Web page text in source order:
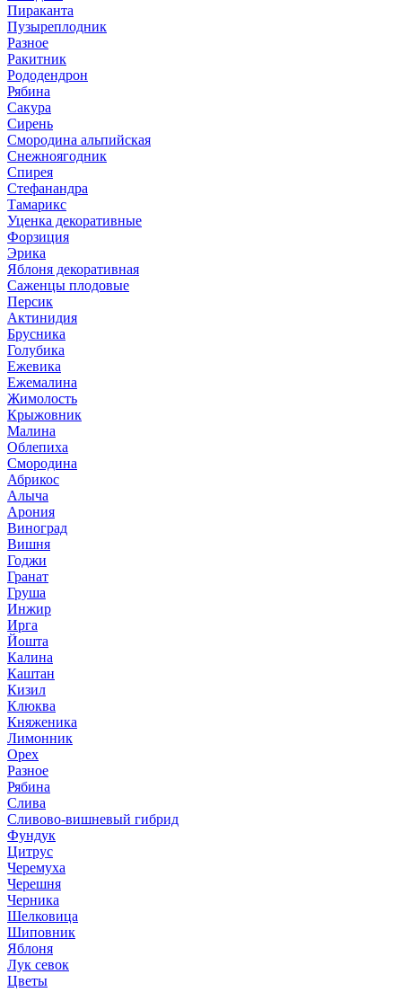
Пираканта
Пузыреплодник
Разное
Ракитник
Рододендрон
Рябина
Сакура
Сирень
Смородина альпийская
Снежноягодник
Спирея
Стефанандра
Тамарикс
Уценка декоративные
Форзиция
Эрика
Яблоня декоративная
Саженцы плодовые
Персик
Актинидия
Брусника
Голубика
Ежевика
Ежемалина
Жимолость
Крыжовник
Малина
Облепиха
Смородина
Абрикос
Алыча
Арония
Виноград
Вишня
Годжи
Гранат
Груша
Инжир
Ирга
Йошта
Калина
Каштан
Кизил
Клюква
Княженика
Лимонник
Орех
Разное
Рябина
Слива
Сливово-вишневый гибрид
Фундук
Цитрус
Черемуха
Черешня
Черника
Шелковица
Шиповник
Яблоня
Лук севок
Цветы